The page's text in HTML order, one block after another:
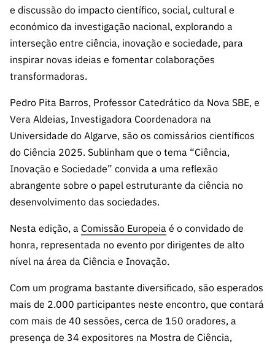
públicas
Manifesta
ções de
Interesse
digitais da
FCT
Canais de
Denúncia
s
Apoios
Digital” e
“Ciência +
e discussão do impacto científico, social, cultural e
económico da investigação nacional, explorando a
interseção entre ciência, inovação e sociedade, para
inspirar novas ideias e fomentar colaborações
transformadoras.
Pedro Pita Barros, Professor Catedrático da Nova SBE, e
Vera Aldeias, Investigadora Coordenadora na
Universidade do Algarve, são os comissários científicos
do Ciência 2025. Sublinham que o tema “Ciência,
Inovação e Sociedade” convida a uma reflexão
abrangente sobre o papel estruturante da ciência no
desenvolvimento das sociedades.
Nesta edição, a Comissão Europeia é o convidado de
honra, representada no evento por dirigentes de alto
nível na área da Ciência e Inovação.
Com um programa bastante diversificado, são esperados
mais de 2.000 participantes neste encontro, que contará
com mais de 40 sessões, cerca de 150 oradores, a
presença de 34 expositores na Mostra de Ciência,